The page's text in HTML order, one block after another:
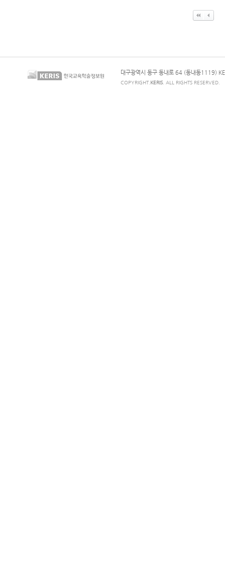
대구광역시 동구 동내로 64 (동내동1119)
COPYRIGHT. KERIS . ALL RIGHTS RESERVED.